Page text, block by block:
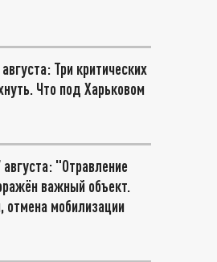
Три критических
Что под Харьковом
августа: "Отравление
важный объект.
отмена мобилизации